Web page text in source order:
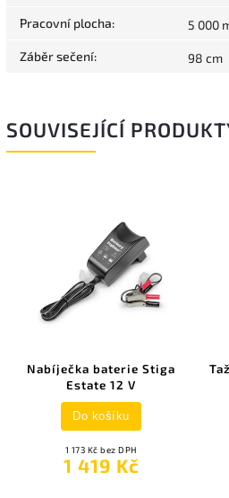
Pracovní plocha: 5 000
Záběr sečení: 98 cm
SOUVISEJÍCÍ
Nabíječka baterie Stiga
Estate 12 V
1 173 Kč bez DPH
1 419 Kč
Do košíku